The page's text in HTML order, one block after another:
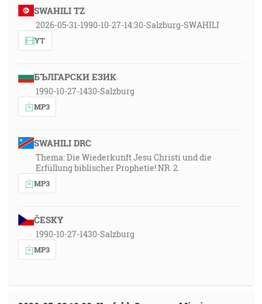
SWAHILI TZ
2026-05-31-1990-10-27-14:30-Salzburg-SWAHILI
YT
БЪЛГАРСКИ ЕЗИК
1990-10-27-1430-Salzburg
MP3
SWAHILI DRC
Thema: Die Wiederkunft Jesu Christi und die
Erfüllung biblischer Prophetie! NR. 2.
MP3
ČESKY
1990-10-27-1430-Salzburg
MP3